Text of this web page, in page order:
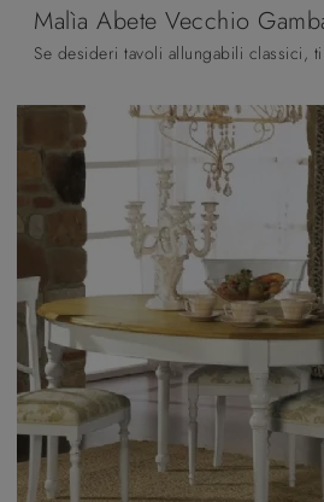
Malìa Abete Vecchio